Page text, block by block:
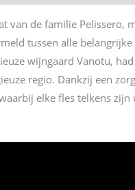
van de familie Pelissero,
tussen alle
wijngaard Vanotu,
regio. Dankzij een
elke fles telkens